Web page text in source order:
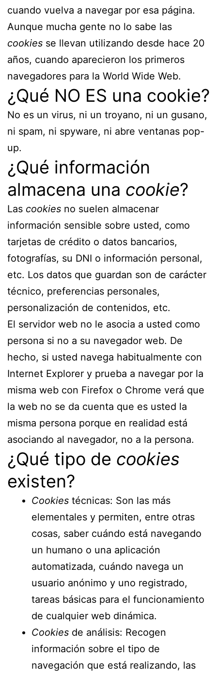
cuando vuelva a navegar por esa página.
Aunque mucha gente no lo sabe las
cookies se llevan utilizando desde hace 20
años, cuando aparecieron los primeros
navegadores para la World Wide Web.
¿Qué NO ES una cookie?
No es un virus, ni un troyano, ni un gusano,
ni spam, ni spyware, ni abre ventanas pop-
up.
¿Qué información
almacena una cookie?
Las cookies no suelen almacenar
información sensible sobre usted, como
tarjetas de crédito o datos bancarios,
fotografías, su DNI o información personal,
etc. Los datos que guardan son de carácter
técnico, preferencias personales,
personalización de contenidos, etc.
El servidor web no le asocia a usted como
persona si no a su navegador web. De
hecho, si usted navega habitualmente con
Internet Explorer y prueba a navegar por la
misma web con Firefox o Chrome verá que
la web no se da cuenta que es usted la
misma persona porque en realidad está
asociando al navegador, no a la persona.
¿Qué tipo de cookies
existen?
Cookies técnicas: Son las más
elementales y permiten, entre otras
cosas, saber cuándo está navegando
un humano o una aplicación
automatizada, cuándo navega un
usuario anónimo y uno registrado,
tareas básicas para el funcionamiento
de cualquier web dinámica.
Cookies de análisis: Recogen
información sobre el tipo de
navegación que está realizando, las